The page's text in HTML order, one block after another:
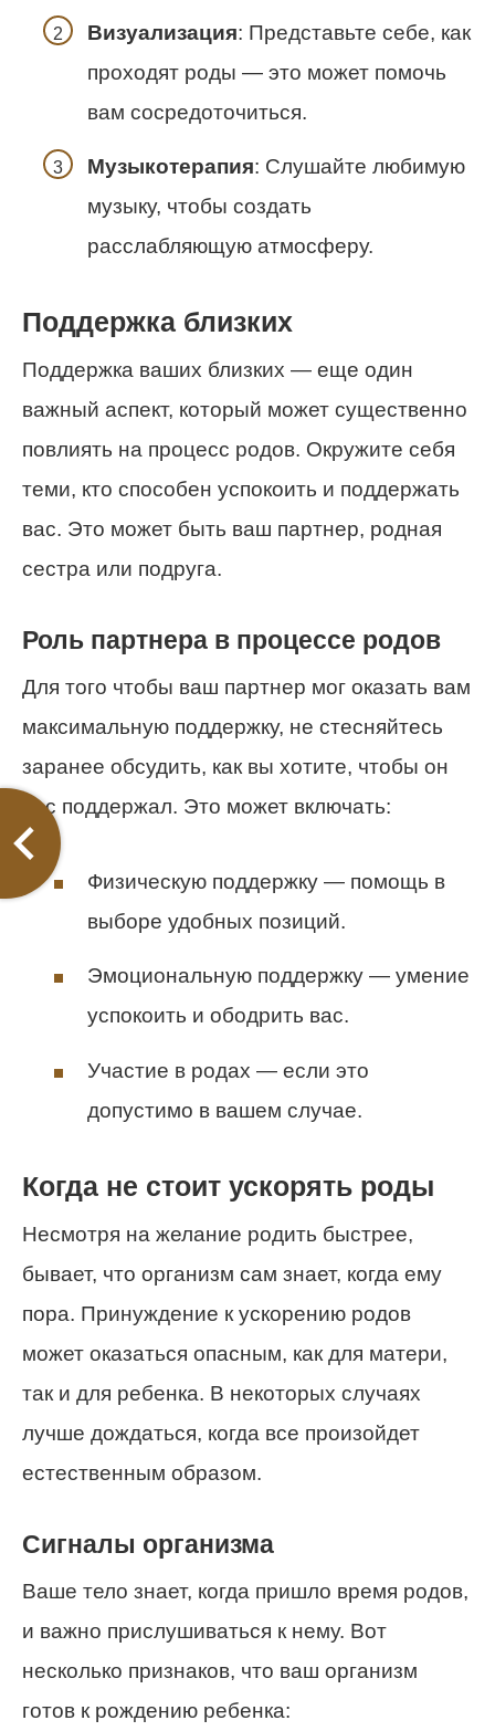
Визуализация: Представьте себе, как
проходят роды — это может помочь
вам сосредоточиться.
Музыкотерапия: Слушайте любимую
музыку, чтобы создать
расслабляющую атмосферу.
Поддержка близких
Поддержка ваших близких — еще один
важный аспект, который может существенно
повлиять на процесс родов. Окружите себя
теми, кто способен успокоить и поддержать
вас. Это может быть ваш партнер, родная
сестра или подруга.
Роль партнера в процессе родов
Для того чтобы ваш партнер мог оказать вам
максимальную поддержку, не стесняйтесь
заранее обсудить, как вы хотите, чтобы он
вас поддержал. Это может включать:
Физическую поддержку — помощь в
выборе удобных позиций.
Эмоциональную поддержку — умение
успокоить и ободрить вас.
Участие в родах — если это
допустимо в вашем случае.
Когда не стоит ускорять роды
Несмотря на желание родить быстрее,
бывает, что организм сам знает, когда ему
пора. Принуждение к ускорению родов
может оказаться опасным, как для матери,
так и для ребенка. В некоторых случаях
лучше дождаться, когда все произойдет
естественным образом.
Сигналы организма
Ваше тело знает, когда пришло время родов,
и важно прислушиваться к нему. Вот
несколько признаков, что ваш организм
готов к рождению ребенка: